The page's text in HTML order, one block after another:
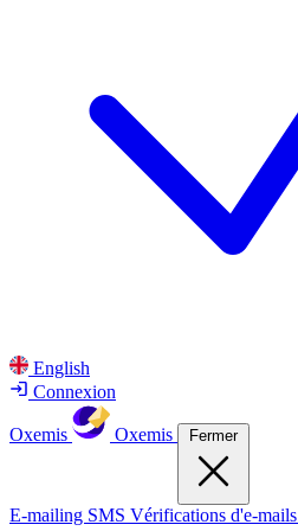
English
Connexion
Oxemis Oxemis Fermer
E-mailing SMS Vérifications d'e-mails